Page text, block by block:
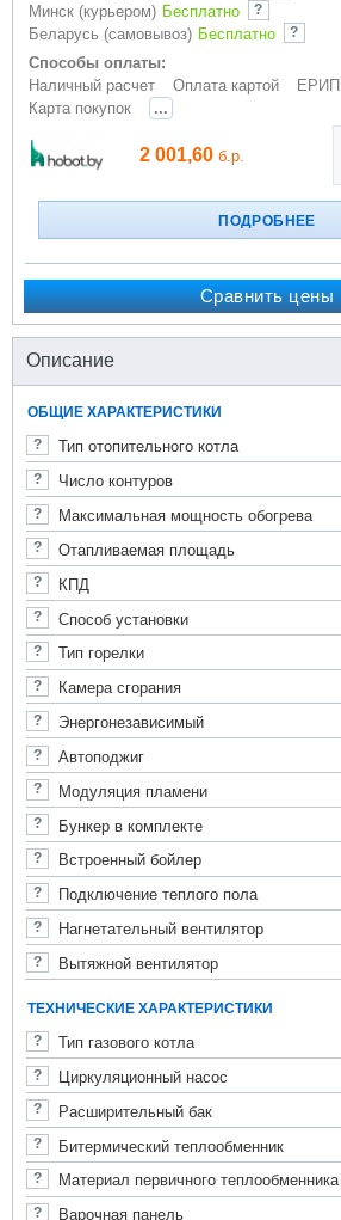
Минск (курьером) Бесплатно
Беларусь (самовывоз) Бесплатно
Способы оплаты:
Наличный расчет
Оплата картой ЕРИП
Карта покупок
...
2 001,60 б.р.
ПОДРОБНЕЕ
Сравнить цены
Описание
ОБЩИЕ ХАРАКТЕРИСТИКИ
Тип отопительного котла
Число контуров
Максимальная мощность обогрева
Отапливаемая площадь
КПД
Способ установки
Тип горелки
Камера сгорания
Энергонезависимый
Автоподжиг
Модуляция пламени
Бункер в комплекте
Встроенный бойлер
Подключение теплого пола
Нагнетательный вентилятор
Вытяжной вентилятор
ТЕХНИЧЕСКИЕ ХАРАКТЕРИСТИКИ
Тип газового котла
Циркуляционный насос
Расширительный бак
Битермический теплообменник
Материал первичного теплообменника
Варочная панель